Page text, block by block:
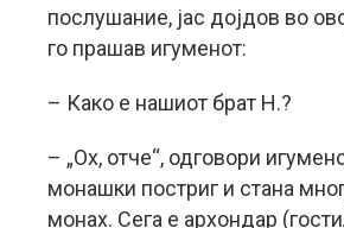
послушание, јас дојдов во
го прашав игуменот:
– Како е нашиот брат Н.?
– „Ох, отче“, одговори
монашки постриг и стана
монах. Сега е архондар